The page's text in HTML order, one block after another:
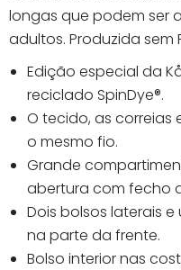
longas que podem ser
adultos. Produzida sem
Edição especial da
reciclado SpinDye®.
O tecido, as
o mesmo fio.
Grande
abertura com fecho
Dois bolsos laterais
na parte da frente.
Bolso interior nas